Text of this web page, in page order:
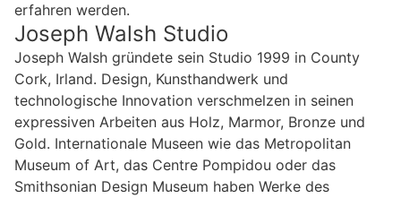
erfahren werden.
Joseph Walsh Studio
Joseph Walsh gründete sein Studio 1999 in County
Cork, Irland. Design, Kunsthandwerk und
technologische Innovation verschmelzen in seinen
expressiven Arbeiten aus Holz, Marmor, Bronze und
Gold. Internationale Museen wie das Metropolitan
Museum of Art, das Centre Pompidou oder das
Smithsonian Design Museum haben Werke des